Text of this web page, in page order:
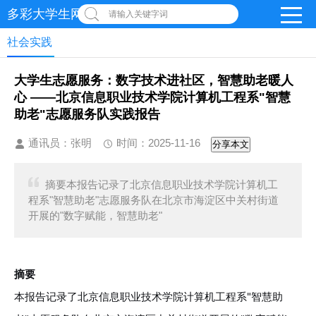
多彩大学生网-首页请输入关键字词
社会实践
大学生志愿服务：数字技术进社区，智慧助老暖人
心 ——北京信息职业技术学院计算机工程系"智慧
助老"志愿服务队实践报告
通讯员：张明 时间：2025-11-16 分享本文
摘要本报告记录了北京信息职业技术学院计算机工
程系"智慧助老"志愿服务队在北京市海淀区中关村街道
开展的"数字赋能，智慧助老"
摘要
本报告记录了北京信息职业技术学院计算机工程系"智慧助